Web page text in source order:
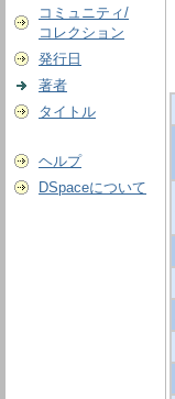
コミュニティ/
コレクション
発行日
著者
タイトル
ヘルプ
DSpaceについて